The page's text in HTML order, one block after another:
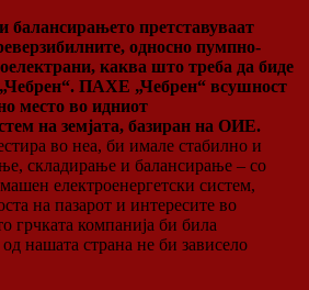
балансирањето претставуваат
односно пумпно-
каква што треба да биде
ПАХЕ „Чебрен“ всушност
место во идниот
на земјата, базиран на ОИЕ.
во неа, би имале стабилно и
складирање и балансирање – со
електроенергетски систем,
на пазарот и интересите во
грчката компанија би била
нашата страна не би зависело